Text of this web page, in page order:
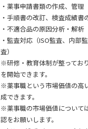
・薬事申請書類の作成、管理
・手順書の改訂、検査成績書
・不適合品の原因分析・解析
・監査対応（ISO監査、内部
査）
※研修・教育体制が整ってお
を開始できます。
※薬事職という市場価値の高
成できます。
※薬事職の市場価値について
認をお願いします。